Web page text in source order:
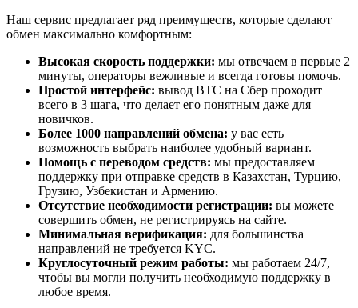
Наш сервис предлагает ряд преимуществ, которые сделают
обмен максимально комфортным:
Высокая скорость поддержки: мы отвечаем в первые 2
минуты, операторы вежливые и всегда готовы помочь.
Простой интерфейс: вывод BTC на Сбер проходит
всего в 3 шага, что делает его понятным даже для
новичков.
Более 1000 направлений обмена: у вас есть
возможность выбрать наиболее удобный вариант.
Помощь с переводом средств: мы предоставляем
поддержку при отправке средств в Казахстан, Турцию,
Грузию, Узбекистан и Армению.
Отсутствие необходимости регистрации: вы можете
совершить обмен, не регистрируясь на сайте.
Минимальная верификация: для большинства
направлений не требуется KYC.
Круглосуточный режим работы: мы работаем 24/7,
чтобы вы могли получить необходимую поддержку в
любое время.